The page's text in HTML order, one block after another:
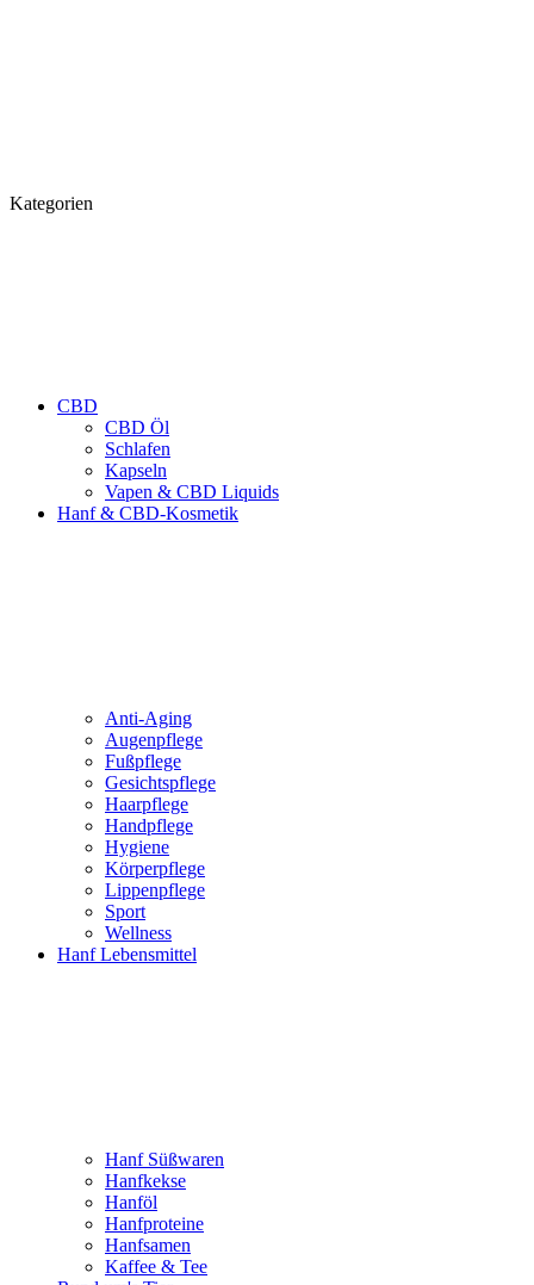
Kategorien
CBD
CBD Öl
Schlafen
Kapseln
Vapen & CBD Liquids
Hanf & CBD-Kosmetik
Anti-Aging
Augenpflege
Fußpflege
Gesichtspflege
Haarpflege
Handpflege
Hygiene
Körperpflege
Lippenpflege
Sport
Wellness
Hanf Lebensmittel
Hanf Süßwaren
Hanfkekse
Hanföl
Hanfproteine
Hanfsamen
Kaffee & Tee